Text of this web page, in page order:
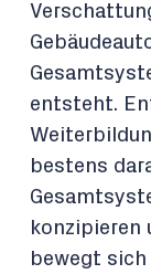
entsteht.
bestens
konzipieren
bewegt